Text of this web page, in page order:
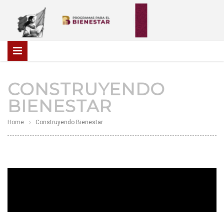
CONSTRUYENDO
BIENESTAR
Home Construyendo Bienestar